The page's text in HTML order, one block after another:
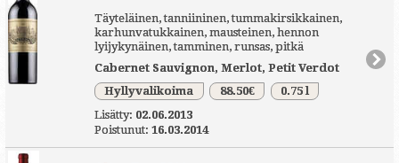
Täyteläinen, tanniininen, tummakirsikkainen,
karhunvatukkainen, mausteinen, hennon
lyijykynäinen, tamminen, runsas, pitkä
Cabernet Sauvignon, Merlot, Petit Verdot
Hyllyvalikoima
88.50€
0.75 l
Lisätty: 02.06.2013
Poistunut: 16.03.2014